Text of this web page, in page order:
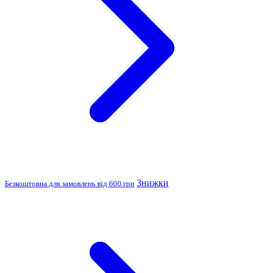
Безкоштовна для замовлень від 600 грн Знижки